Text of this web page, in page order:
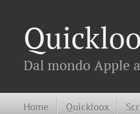
Dal mondo Apple
Home Quickloox